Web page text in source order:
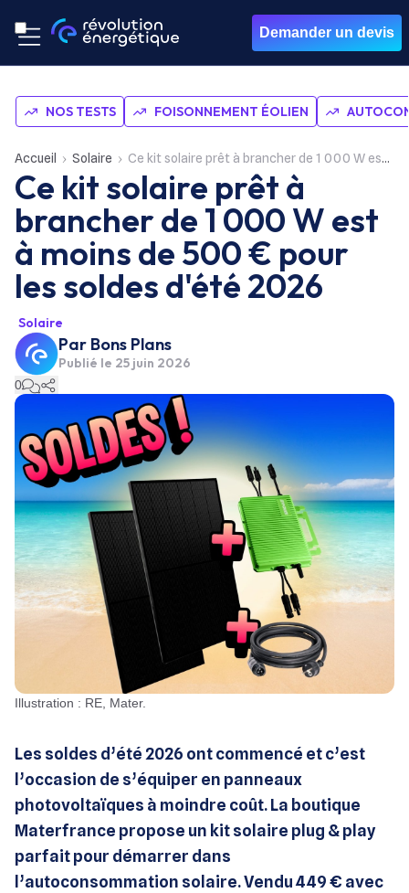
Demander un devis
NOS TESTS FOISONNEMENT ÉOLIEN
Accueil Solaire Ce kit solaire prêt à brancher de 1 000 W est à moins de 500 € pour les soldes d'été 2026
Ce kit solaire prêt à
brancher de 1 000 W est
à moins de 500 € pour
les soldes d'été 2026
Solaire
Par Bons Plans
Publié le 25 juin 2026
0
Illustration : RE, Mater.
Les soldes d’été 2026 ont commencé et c’est
l’occasion de s’équiper en panneaux
photovoltaïques à moindre coût. La boutique
Materfrance propose un kit solaire plug & play
parfait pour démarrer dans
l’autoconsommation solaire. Vendu 449 € avec